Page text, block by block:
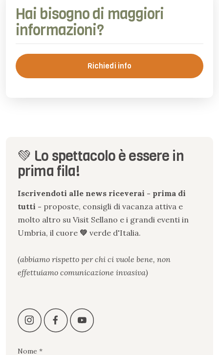
Hai bisogno di maggiori
informazioni?
Richiedi info
💚 Lo spettacolo è essere in
prima fila!
Iscrivendoti alle news riceverai - prima di
tutti - proposte, consigli di vacanza attiva e
molto altro su Visit Sellano e i grandi eventi in
Umbria, il cuore 💚 verde d'Italia.
(abbiamo rispetto per chi ci vuole bene, non
effettuiamo comunicazione invasiva)
Nome *